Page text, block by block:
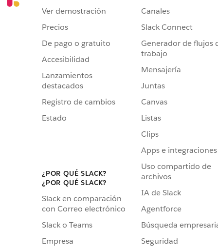
Ver demostración
Precios
De pago o gratuito
Accesibilidad
Lanzamientos
destacados
Registro de cambios
Estado
¿POR QUÉ SLACK?
¿POR QUÉ SLACK?
Slack en comparación
con Correo electrónico
Slack o Teams
Empresa
Canales
Slack Connect
Generador de flujos
trabajo
Mensajería
Juntas
Canvas
Listas
Clips
Apps e integraciones
Uso compartido de
archivos
IA de Slack
Agentforce
Búsqueda
Seguridad